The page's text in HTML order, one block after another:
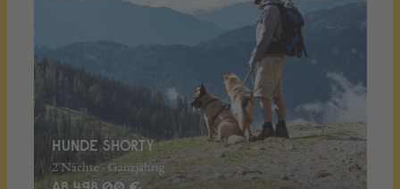
HUNDE SHORTY
2 Nächte - Ganzjährig